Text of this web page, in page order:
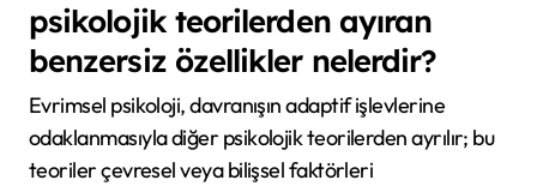
psikolojik teorilerden ayıran
benzersiz özellikler nelerdir?
Evrimsel psikoloji, davranışın adaptif işlevlerine
odaklanmasıyla diğer psikolojik teorilerden ayrılır; bu
teoriler çevresel veya bilişsel faktörleri